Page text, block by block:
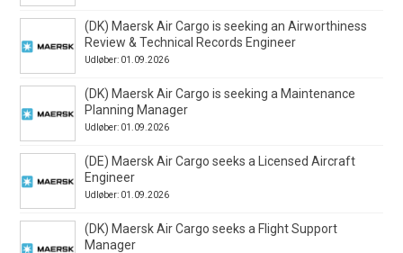
(DK) Maersk Air Cargo is seeking an Airworthiness
Review & Technical Records Engineer
Udløber: 01.09.2026
(DK) Maersk Air Cargo is seeking a Maintenance
Planning Manager
Udløber: 01.09.2026
(DE) Maersk Air Cargo seeks a Licensed Aircraft
Engineer
Udløber: 01.09.2026
(DK) Maersk Air Cargo seeks a Flight Support
Manager